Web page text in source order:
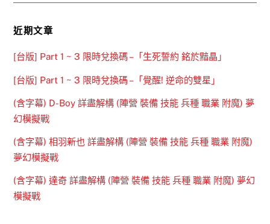
近期文章
[台版] Part 1 ~ 3 限時兌換碼 –「生死誓約 銘於黯晶」
[台版] Part 1 ~ 3 限時兌換碼 –「覺醒! 逆命的雙星」
(含字幕) D-Boy 詳盡解構 (陣營 裝備 技能 兵種 職業 附魔) 夢
幻模擬戰
(含字幕) 相羽新也 詳盡解構 (陣營 裝備 技能 兵種 職業 附魔)
夢幻模擬戰
(含字幕) 達奇 詳盡解構 (陣營 裝備 技能 兵種 職業 附魔) 夢幻
模擬戰